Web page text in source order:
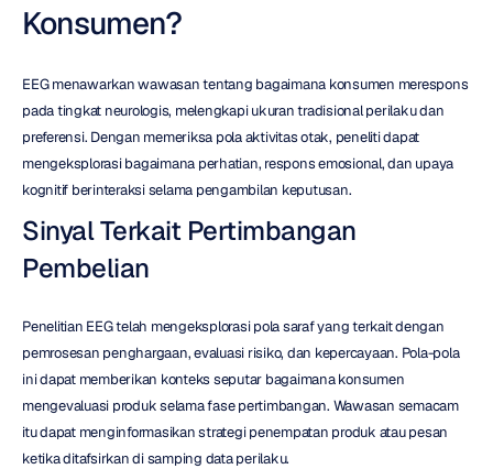
Konsumen?
EEG menawarkan wawasan tentang bagaimana konsumen merespons
pada tingkat neurologis, melengkapi ukuran tradisional perilaku dan
preferensi. Dengan memeriksa pola aktivitas otak, peneliti dapat
mengeksplorasi bagaimana perhatian, respons emosional, dan upaya
kognitif berinteraksi selama pengambilan keputusan.
Sinyal Terkait Pertimbangan
Pembelian
Penelitian EEG telah mengeksplorasi pola saraf yang terkait dengan
pemrosesan penghargaan, evaluasi risiko, dan kepercayaan. Pola-pola
ini dapat memberikan konteks seputar bagaimana konsumen
mengevaluasi produk selama fase pertimbangan. Wawasan semacam
itu dapat menginformasikan strategi penempatan produk atau pesan
ketika ditafsirkan di samping data perilaku.